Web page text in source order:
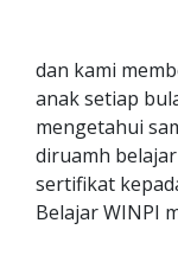
dan kami
anak setiap
mengetahui
diruamh
sertifikat
Belajar WINPI